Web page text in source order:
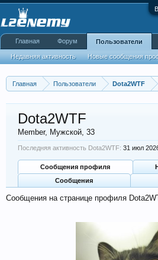
Главная Пользователи Dota2WTF
Dota2WTF
Member, Мужской, 33
Последняя активность Dota2WTF: 31 июл
Сообщения профиля
Сообщения
Сообщения на странице профиля
Главная Форум Пользователи
Недавняя активность Новые сообщения